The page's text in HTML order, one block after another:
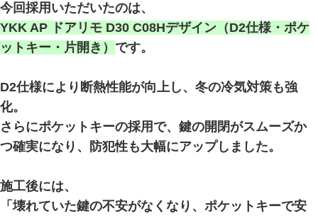
今回採用いただいたのは、
YKK AP ドアリモ D30 C08Hデザイン（D2仕様・ポケ
ットキー・片開き） です。
D2仕様により断熱性能が向上し、冬の冷気対策も強
化。
さらにポケットキーの採用で、鍵の開閉がスムーズか
つ確実になり、防犯性も大幅にアップしました。
施工後には、
「壊れていた鍵の不安がなくなり、ポケットキーで安